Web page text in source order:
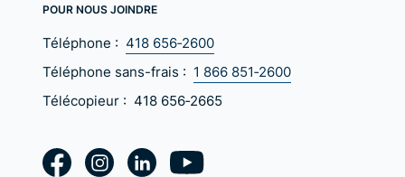
POUR NOUS JOINDRE
Téléphone : 418 656‑2600
Téléphone sans-frais : 1 866 851‑2600
Télécopieur : 418 656‑2665